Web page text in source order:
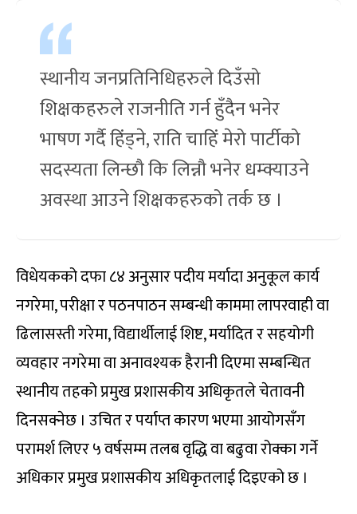
स्थानीय जनप्रतिनिधिहरुले दिउँसो
शिक्षकहरुले राजनीति गर्न हुँदैन भनेर
भाषण गर्दै हिंड्ने, राति चाहिं मेरो पार्टीको
सदस्यता लिन्छौ कि लिन्नौ भनेर धम्क्याउने
अवस्था आउने शिक्षकहरुको तर्क छ ।
विधेयकको दफा ८४ अनुसार पदीय मर्यादा अनुकूल कार्य
नगरेमा, परीक्षा र पठनपाठन सम्बन्धी काममा लापरवाही वा
ढिलासस्ती गरेमा, विद्यार्थीलाई शिष्ट, मर्यादित र सहयोगी
व्यवहार नगरेमा वा अनावश्यक हैरानी दिएमा सम्बन्धित
स्थानीय तहको प्रमुख प्रशासकीय अधिकृतले चेतावनी
दिनसक्नेछ । उचित र पर्याप्त कारण भएमा आयोगसँग
परामर्श लिएर ५ वर्षसम्म तलब वृद्धि वा बढुवा रोक्का गर्ने
अधिकार प्रमुख प्रशासकीय अधिकृतलाई दिइएको छ ।